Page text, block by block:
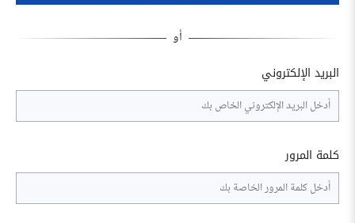
البريد الإلكتروني
كلمة المرور